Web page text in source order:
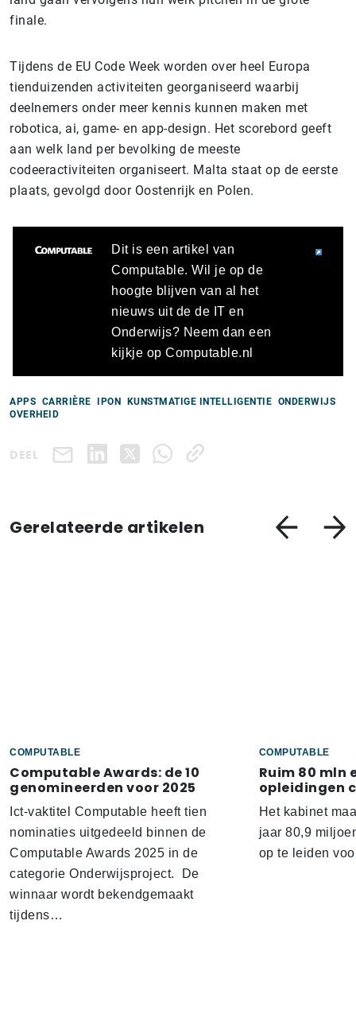
finale.
Tijdens de EU Code Week worden over heel Europa
tienduizenden activiteiten georganiseerd waarbij
deelnemers onder meer kennis kunnen maken met
robotica, ai, game- en app-design. Het scorebord geeft
aan welk land per bevolking de meeste
codeeractiviteiten organiseert. Malta staat op de eerste
plaats, gevolgd door Oostenrijk en Polen.
Dit is een artikel van
Computable. Wil je op de
hoogte blijven van al het
nieuws uit de de IT en
Onderwijs? Neem dan een
kijkje op Computable.nl
APPS CARRIÈRE IPON KUNSTMATIGE INTELLIGENTIE ONDERWIJS
OVERHEID
DEEL
Gerelateerde artikelen
COMPUTABLE
Computable Awards: de 10
genomineerden voor 2025
Ict-vaktitel Computable heeft tien
nominaties uitgedeeld binnen de
Computable Awards 2025 in de
categorie Onderwijsproject. De
winnaar wordt bekendgemaakt
tijdens…
COMPUTABLE
Ruim 80 mln
opleidingen
Het kabinet
jaar 80,9
op te leiden